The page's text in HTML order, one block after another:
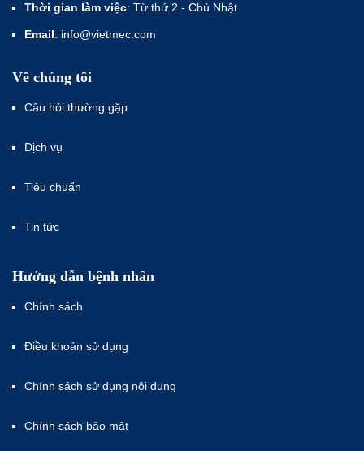
Thời gian làm việc: Từ thứ 2 - Chủ Nhật
Email: info@vietmec.com
Về chúng tôi
Câu hỏi thường gặp
Dịch vụ
Tiêu chuẩn
Tin tức
Hướng dẫn bệnh nhân
Chính sách
Điều khoản sử dụng
Chính sách sử dụng nội dung
Chính sách bảo mật